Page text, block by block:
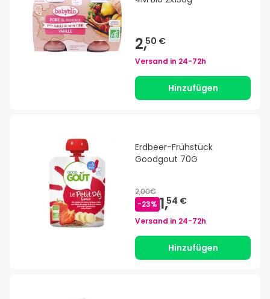
2,50 €
Versand in 24-72h
Hinzufügen
Erdbeer-Frühstück
Goodgout 70G
2,00€
-23% 1,54 €
Versand in 24-72h
Hinzufügen